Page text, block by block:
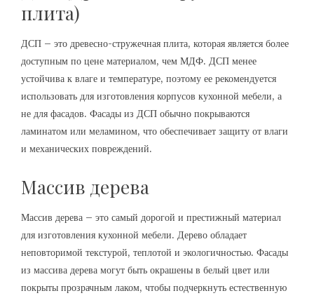
плита)
ДСП – это древесно-стружечная плита, которая является более
доступным по цене материалом, чем МДФ. ДСП менее
устойчива к влаге и температуре, поэтому ее рекомендуется
использовать для изготовления корпусов кухонной мебели, а
не для фасадов. Фасады из ДСП обычно покрываются
ламинатом или меламином, что обеспечивает защиту от влаги
и механических повреждений.
Массив дерева
Массив дерева – это самый дорогой и престижный материал
для изготовления кухонной мебели. Дерево обладает
неповторимой текстурой, теплотой и экологичностью. Фасады
из массива дерева могут быть окрашены в белый цвет или
покрыты прозрачным лаком, чтобы подчеркнуть естественную